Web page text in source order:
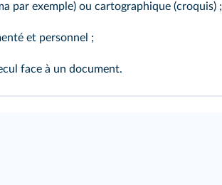
par exemple) ou cartographique (croquis) ;
et personnel ;
face à un document.